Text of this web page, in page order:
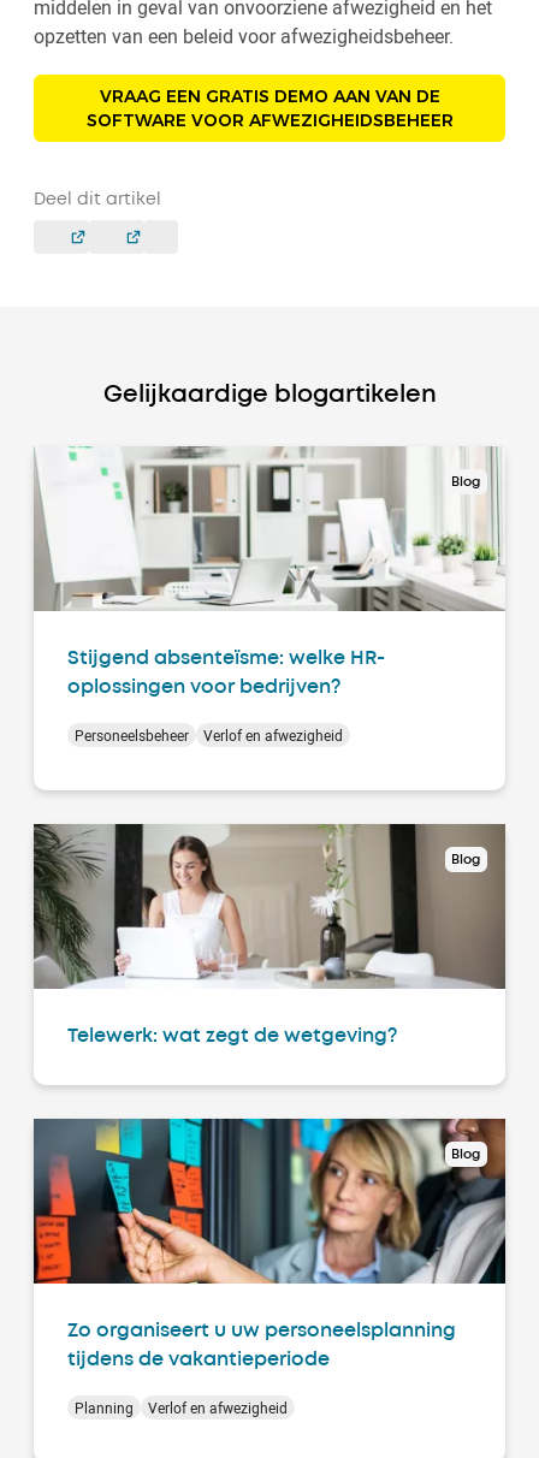
middelen in geval van onvoorziene afwezigheid en het
opzetten van een beleid voor afwezigheidsbeheer.
VRAAG EEN GRATIS DEMO AAN VAN DE
SOFTWARE VOOR AFWEZIGHEIDSBEHEER
Deel dit artikel
Gelijkaardige blogartikelen
Blog
Stijgend absenteïsme: welke HR-
oplossingen voor bedrijven?
Personeelsbeheer Verlof en afwezigheid
Blog
Telewerk: wat zegt de wetgeving?
Blog
Zo organiseert u uw personeelsplanning
tijdens de vakantieperiode
Planning Verlof en afwezigheid